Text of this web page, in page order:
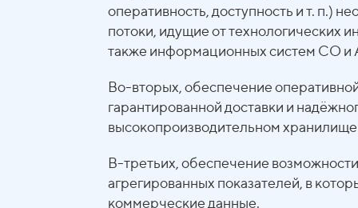
оперативность, доступность и т. п.)
потоки, идущие от
также информационных систем СО и
Во-вторых, обеспечение
гарантированной доставки и
высокопроизводительном
В-третьих, обеспечение
агрегированных показателей, в
коммерческие данные.